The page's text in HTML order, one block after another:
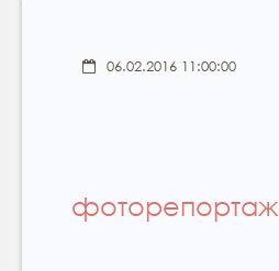
06.02.2016 11:00:00
фоторепортаж